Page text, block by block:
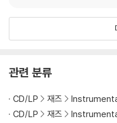
관련 분류
CD/LP 재즈
CD/LP
재즈